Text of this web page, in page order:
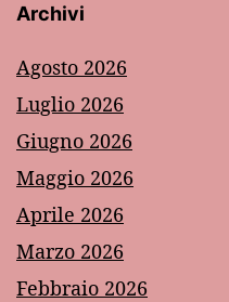
Archivi
Agosto 2026
Luglio 2026
Giugno 2026
Maggio 2026
Aprile 2026
Marzo 2026
Febbraio 2026